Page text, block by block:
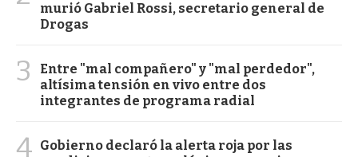
murió Gabriel Rossi, secretario general de
Drogas
3
Entre "mal compañero" y "mal perdedor",
altísima tensión en vivo entre dos
integrantes de programa radial
4 Gobierno declaró la alerta roja por las